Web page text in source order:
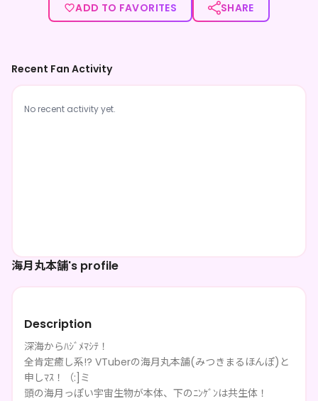
ADD TO FAVORITES
SHARE
海月丸本舗's profile
Description
深海からﾊｼﾞﾒﾏｼﾃ！
全肯定癒し系!? VTuberの海月丸本舗(みつきまるほんぽ)と
申しﾏｽ！（:]ミ
頭の海月っぽい宇宙生物が本体、下のﾆﾝｹﾞﾝは共生体！
Recent Fan Activity
No recent activity yet.